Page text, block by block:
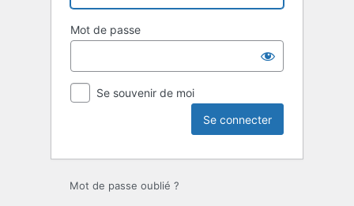
Mot de passe
Se souvenir de moi
Mot de passe oublié ?